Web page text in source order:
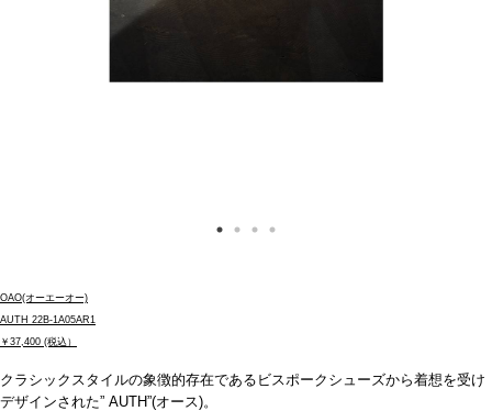
OAO(オーエーオー)
AUTH 22B-1A05AR1
￥37,400 (税込）
クラシックスタイルの象徴的存在であるビスポークシューズから着想を受け
デザインされた” AUTH”(オース)。